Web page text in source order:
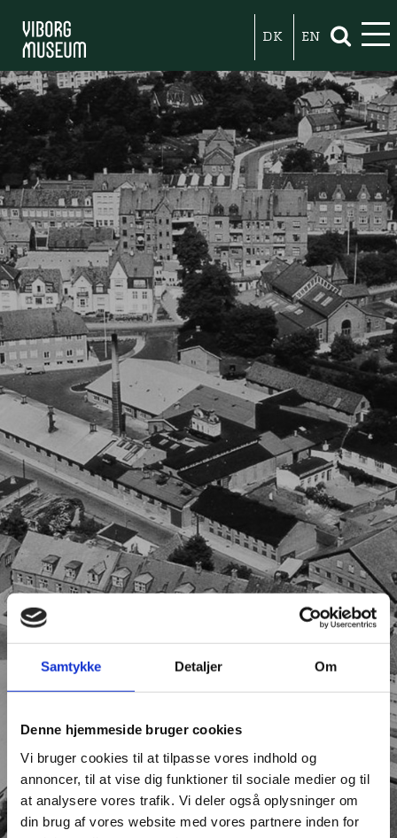
Samtykke Detaljer Om
Denne hjemmeside bruger cookies
Vi bruger cookies til at tilpasse vores indhold og
annoncer, til at vise dig funktioner til sociale medier og til
at analysere vores trafik. Vi deler også oplysninger om
din brug af vores website med vores partnere inden for
DK EN